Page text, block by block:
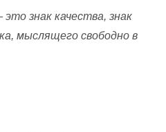
знак качества, знак
мыслящего свободно в